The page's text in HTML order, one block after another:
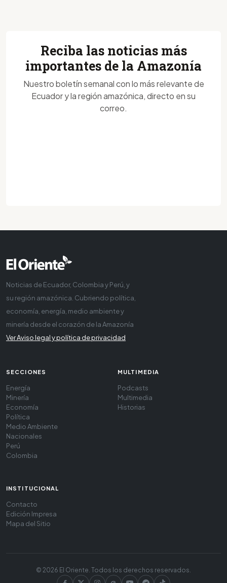
Reciba las noticias más
importantes de la Amazonía
Nuestro boletín semanal con lo más relevante de
Ecuador y la región amazónica, directo en su
correo.
Noticias de Ecuador, Colombia y Perú, y
su región amazónica. Cubriendo política,
economía, energía, medio ambiente y
minería desde el corazón de la Amazonía
Ver Aviso legal y política de privacidad
SECCIONES
Energía
Minería
Economía
Política
Medio Ambiente
Nacionales
Perú
Colombia
MULTIMEDIA
Podcasts
Multimedia
Historias
INSTITUCIONAL
Contacto
Edición Impresa
Mapa del Sitio
© 2026 El Oriente. Todos los derechos reservados.